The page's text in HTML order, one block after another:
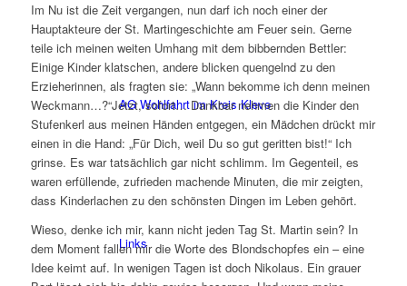
AG Wohlfahrt im Kreis Kleve
Links
Im Nu ist die Zeit vergangen, nun darf ich noch einer der
Hauptakteure der St. Martingeschichte am Feuer sein. Gerne
teile ich meinen weiten Umhang mit dem bibbernden Bettler:
Einige Kinder klatschen, andere blicken quengelnd zu den
Erzieherinnen, als fragten sie: „Wann bekomme ich denn meinen
Weckmann…?“Jetzt, sofort… Dankbar nehmen die Kinder den
Stufenkerl aus meinen Händen entgegen, ein Mädchen drückt mir
einen in die Hand: „Für Dich, weil Du so gut geritten bist!“ Ich
grinse. Es war tatsächlich gar nicht schlimm. Im Gegenteil, es
waren erfüllende, zufrieden machende Minuten, die mir zeigten,
dass Kinderlachen zu den schönsten Dingen im Leben gehört.
Wieso, denke ich mir, kann nicht jeden Tag St. Martin sein? In
dem Moment fallen mir die Worte des Blondschopfes ein – eine
Idee keimt auf. In wenigen Tagen ist doch Nikolaus. Ein grauer